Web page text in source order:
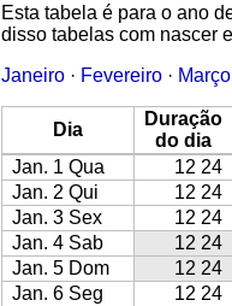
Esta tabela é para o ano
disso tabelas com nascer
Janeiro · Fevereiro · Março
Dia
Duração
do dia
Jan. 1 Qua
12 24
Jan. 2 Qui
12 24
Jan. 3 Sex
12 24
Jan. 4 Sab
12 24
Jan. 5 Dom
12 24
Jan. 6 Seg
12 24